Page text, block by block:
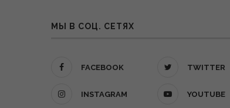
МЫ В СОЦ. СЕТЯХ
FACEBOOK TWITTER
INSTAGRAM YOUTUBE